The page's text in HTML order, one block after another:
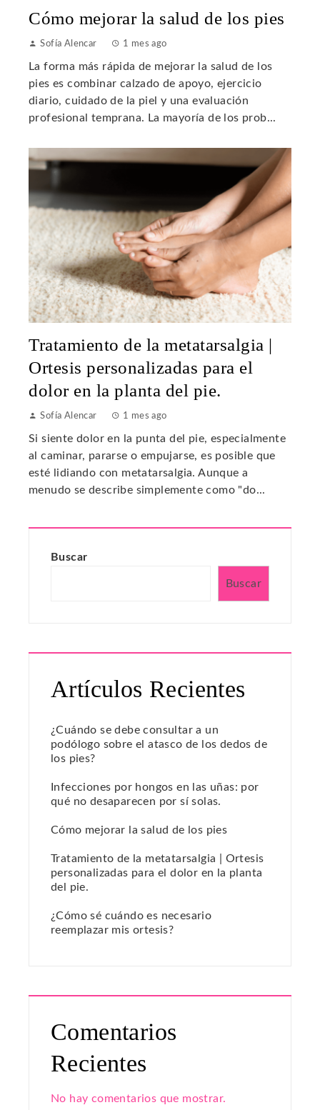
Cómo mejorar la salud de los pies
Sofía Alencar 1 mes ago
La forma más rápida de mejorar la salud de los
pies es combinar calzado de apoyo, ejercicio
diario, cuidado de la piel y una evaluación
profesional temprana. La mayoría de los prob...
Tratamiento de la metatarsalgia |
Ortesis personalizadas para el
dolor en la planta del pie.
Sofía Alencar 1 mes ago
Si siente dolor en la punta del pie, especialmente
al caminar, pararse o empujarse, es posible que
esté lidiando con metatarsalgia. Aunque a
menudo se describe simplemente como "do...
Buscar
Buscar
Artículos Recientes
¿Cuándo se debe consultar a un
podólogo sobre el atasco de los dedos de
los pies?
Infecciones por hongos en las uñas: por
qué no desaparecen por sí solas.
Cómo mejorar la salud de los pies
Tratamiento de la metatarsalgia | Ortesis
personalizadas para el dolor en la planta
del pie.
¿Cómo sé cuándo es necesario
reemplazar mis ortesis?
Comentarios
Recientes
No hay comentarios que mostrar.